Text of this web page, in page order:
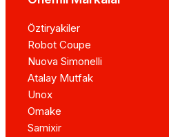
Öztiryakiler
Robot Coupe
Nuova Simonelli
Atalay Mutfak
Unox
Omake
Samixir